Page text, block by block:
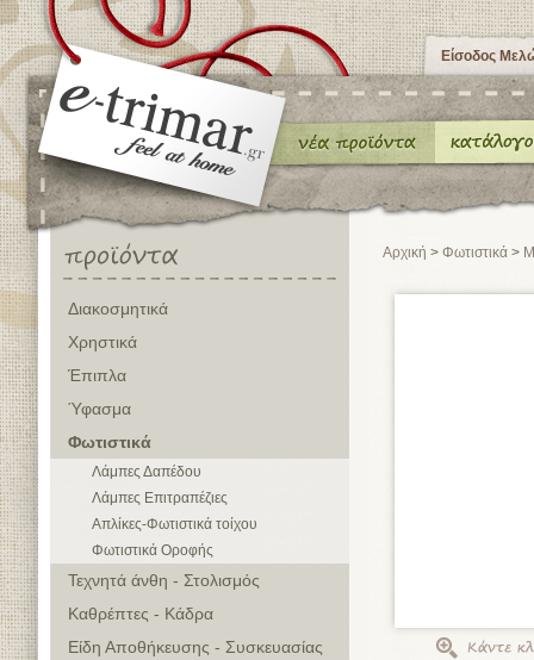
Είσοδος
Διακοσμητικά
Χρηστικά
Έπιπλα
Ύφασμα
Φωτιστικά
Λάμπες Δαπέδου
Λάμπες Επιτραπέζιες
Απλίκες-Φωτιστικά τοίχου
Φωτιστικά Οροφής
Τεχνητά άνθη - Στολισμός
Καθρέπτες - Κάδρα
Είδη Αποθήκευσης - Συσκευασίας
Αρχική > Φωτιστικά >